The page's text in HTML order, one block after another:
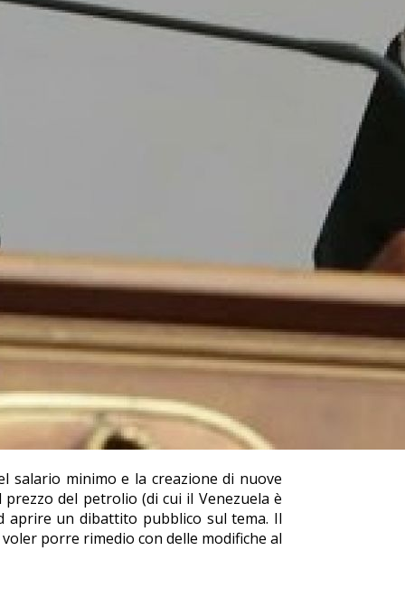
salario minimo e la creazione di nuove
del petrolio (di cui il Venezuela è
aprire un dibattito pubblico sul tema. Il
porre rimedio con delle modifiche al